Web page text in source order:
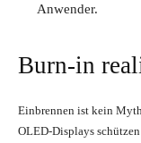
Anwender.
Burn-in
Einbrennen ist kein
OLED-Displays